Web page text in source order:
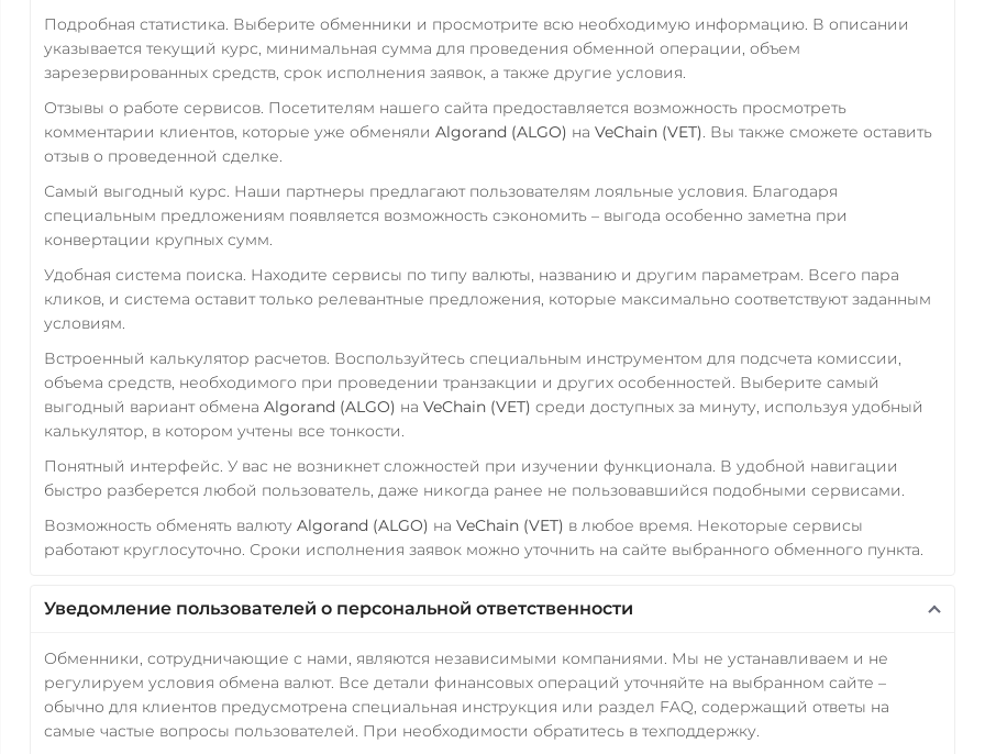
Подробная статистика. Выберите обменники и просмотрите всю необходимую информацию. В описании
указывается текущий курс, минимальная сумма для проведения обменной операции, объем
зарезервированных средств, срок исполнения заявок, а также другие условия.
Отзывы о работе сервисов. Посетителям нашего сайта предоставляется возможность просмотреть
комментарии клиентов, которые уже обменяли Algorand (ALGO) на VeChain (VET). Вы также сможете оставить
отзыв о проведенной сделке.
Самый выгодный курс. Наши партнеры предлагают пользователям лояльные условия. Благодаря
специальным предложениям появляется возможность сэкономить – выгода особенно заметна при
конвертации крупных сумм.
Удобная система поиска. Находите сервисы по типу валюты, названию и другим параметрам. Всего пара
кликов, и система оставит только релевантные предложения, которые максимально соответствуют заданным
условиям.
Встроенный калькулятор расчетов. Воспользуйтесь специальным инструментом для подсчета комиссии,
объема средств, необходимого при проведении транзакции и других особенностей. Выберите самый
выгодный вариант обмена Algorand (ALGO) на VeChain (VET) среди доступных за минуту, используя удобный
калькулятор, в котором учтены все тонкости.
Понятный интерфейс. У вас не возникнет сложностей при изучении функционала. В удобной навигации
быстро разберется любой пользователь, даже никогда ранее не пользовавшийся подобными сервисами.
Возможность обменять валюту Algorand (ALGO) на VeChain (VET) в любое время. Некоторые сервисы
работают круглосуточно. Сроки исполнения заявок можно уточнить на сайте выбранного обменного пункта.
Уведомление пользователей о персональной ответственности
Обменники, сотрудничающие с нами, являются независимыми компаниями. Мы не устанавливаем и не
регулируем условия обмена валют. Все детали финансовых операций уточняйте на выбранном сайте –
обычно для клиентов предусмотрена специальная инструкция или раздел FAQ, содержащий ответы на
самые частые вопросы пользователей. При необходимости обратитесь в техподдержку.